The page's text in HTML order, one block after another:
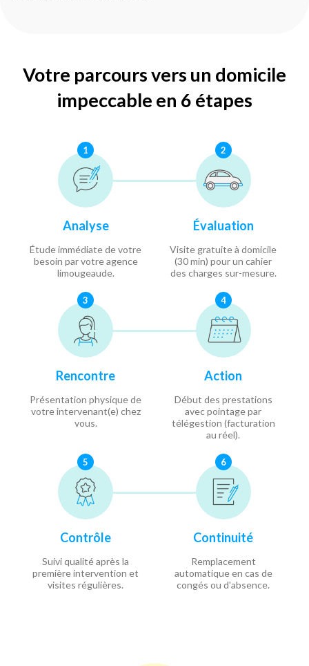
Votre parcours vers un domicile
impeccable en 6 étapes
1
Analyse
Étude immédiate de votre
besoin par votre agence
limougeaude.
2
Évaluation
Visite gratuite à domicile
(30 min) pour un cahier
des charges sur-mesure.
3
Rencontre
Présentation physique de
votre intervenant(e) chez
vous.
4
Action
Début des prestations
avec pointage par
télégestion (facturation
au réel).
5
Contrôle
Suivi qualité après la
première intervention et
visites régulières.
6
Continuité
Remplacement
automatique en cas de
congés ou d'absence.